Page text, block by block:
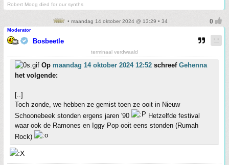
Robert Moog died for our synths
• maandag 14 oktober 2024 @ 13:29 • 34
Moderator
Bosbeetle
terminaal verdwaald
Op maandag 14 oktober 2024 12:52 schreef Gehenna
het volgende:
[..]
Toch zonde, we hebben ze gemist toen ze ooit in Nieuw
Schoonebeek stonden ergens jaren '90
Hetzelfde festival
waar ook de Ramones en Iggy Pop ooit eens stonden (Rumah
Rock)